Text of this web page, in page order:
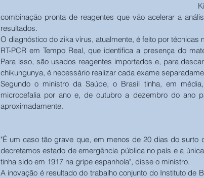
combinação pronta de reagentes que vão acelerar a
resultados.
O diagnóstico do zika vírus, atualmente, é feito por técnicas
RT-PCR em Tempo Real, que identifica a presença do
Para isso, são usados reagentes importados e, para
chikungunya, é necessário realizar cada exame
Segundo o ministro da Saúde, o Brasil tinha, em
microcefalia por ano e, de outubro a dezembro do ano
aproximadamente.
"É um caso tão grave que, em menos de 20 dias do surto
decretamos estado de emergência pública no país e a
tinha sido em 1917 na gripe espanhola", disse o ministro.
A inovação é resultado do trabalho conjunto do Instituto de